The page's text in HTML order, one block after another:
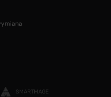
SMARTMAGE